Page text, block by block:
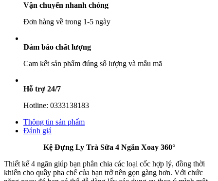
Vận chuyển nhanh chóng
Đơn hàng về trong 1-5 ngày
Đảm bảo chất lượng
Cam kết sản phẩm đúng số lượng và mẫu mã
Hỗ trợ 24/7
Hotline: 0333138183
Thông tin sản phẩm
Đánh giá
Kệ Đựng Ly Trà Sữa 4 Ngăn Xoay 360°
Thiết kế 4 ngăn giúp bạn phân chia các loại cốc hợp lý, đồng thời
khiến cho quầy pha chế của bạn trở nên gọn gàng hơn. Với chức